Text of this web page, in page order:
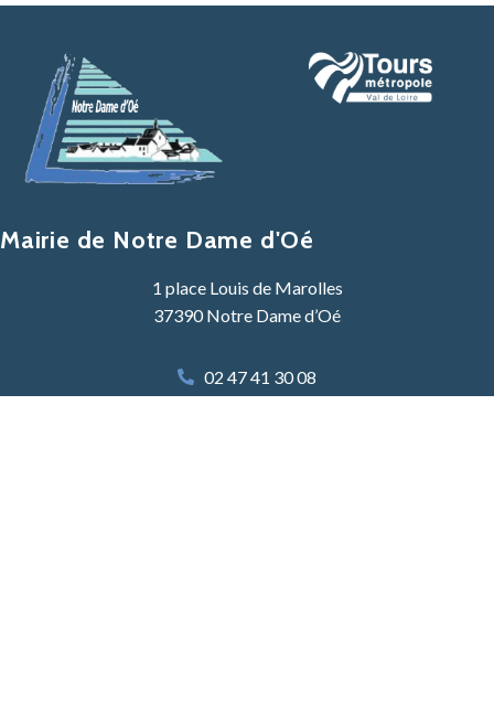
Mairie de Notre Dame d'Oé
1 place Louis de Marolles
37390 Notre Dame d’Oé
02 47 41 30 08